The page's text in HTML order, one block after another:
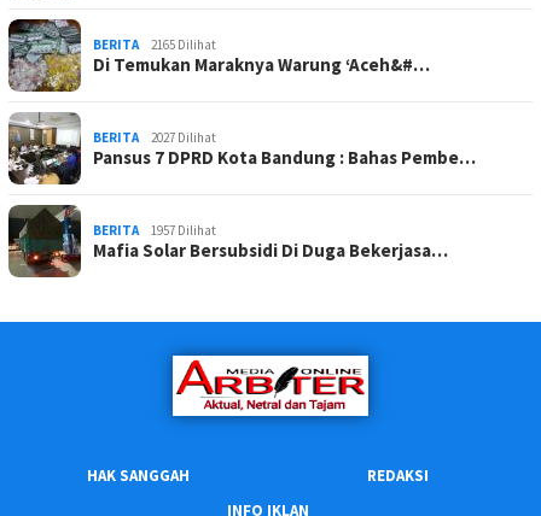
BERITA 2165 Dilihat
Di Temukan Maraknya Warung ‘Aceh&#…
BERITA 2027 Dilihat
Pansus 7 DPRD Kota Bandung : Bahas Pembe…
BERITA 1957 Dilihat
Mafia Solar Bersubsidi Di Duga Bekerjasa…
HAK SANGGAH
REDAKSI
INFO IKLAN